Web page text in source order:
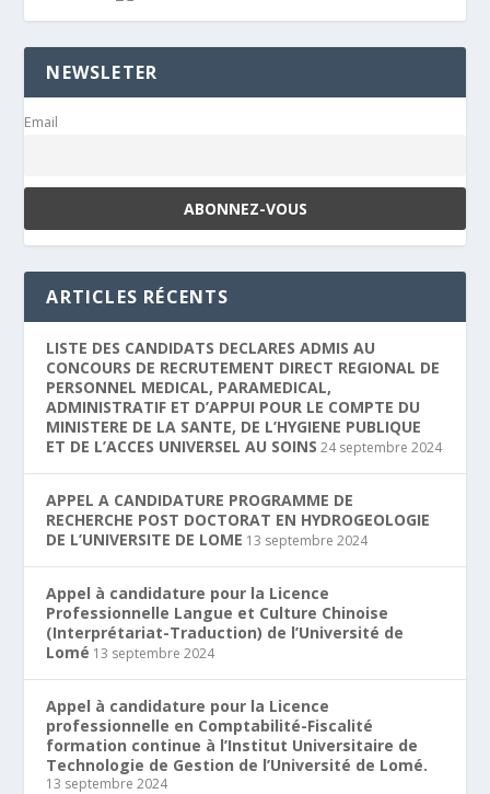
NEWSLETER
Email
ARTICLES RÉCENTS
LISTE DES CANDIDATS DECLARES ADMIS AU
CONCOURS DE RECRUTEMENT DIRECT REGIONAL DE
PERSONNEL MEDICAL, PARAMEDICAL,
ADMINISTRATIF ET D’APPUI POUR LE COMPTE DU
MINISTERE DE LA SANTE, DE L’HYGIENE PUBLIQUE
ET DE L’ACCES UNIVERSEL AU SOINS 24 septembre 2024
APPEL A CANDIDATURE PROGRAMME DE
RECHERCHE POST DOCTORAT EN HYDROGEOLOGIE
DE L’UNIVERSITE DE LOME 13 septembre 2024
Appel à candidature pour la Licence
Professionnelle Langue et Culture Chinoise
(Interprétariat-Traduction) de l’Université de
Lomé 13 septembre 2024
Appel à candidature pour la Licence
professionnelle en Comptabilité-Fiscalité
formation continue à l’Institut Universitaire de
Technologie de Gestion de l’Université de Lomé.
13 septembre 2024